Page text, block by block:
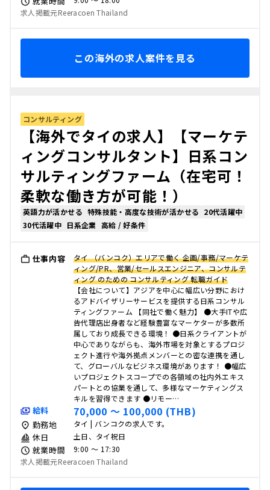
求人掲載元Reeracoen Thailand
この海外の求人案件を見る
コンサルティング
【海外でタイの求人】【マーケテ
ィングコンサルタント】日系コン
サルティングファーム（在宅可！
柔軟な働き方が可能！）
英語力が活かせる 特殊技能・高度な技術が活かせる 20代活躍中
30代活躍中 日系企業 高給 / 好条件
仕事内容
タイ （バンコク）エリアで働く 企画/事務/マーケテ
ィング/PR、営業/セールスエンジニア、コンサルテ
ィング のための コンサルティング 転職ガイド
【会社について】アジアを中心に幅広い分野におけ
るアドバイザリーサービスを提供する日系コンサル
ティングファーム 【同社で働く魅力】 ●大手ITや広
告代理店出身者など経験豊富なマーケターが多数所
属しており成長できる環境！ ●日系クライアントが
中心でありながらも、海外市場を対象とするプロジ
ェクト進行や海外拠点メンバーとの密な連携を通し
て、グローバルなビジネス環境があります！ ●幅広
いプロジェクトスコープでの各領域の社内外エキス
パートとの協業を通して、多様なマーケティングス
キルを習得できます ●リモー…
給料 70,000 〜 100,000 (THB)
勤務地 タイ | バンコクの求人です。
休日 土日、タイ祝日
就業時間
9:00 〜 17:30
求人掲載元Reeracoen Thailand